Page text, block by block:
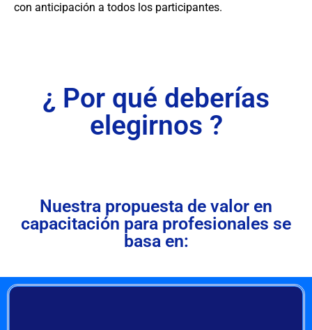
con anticipación a todos los participantes.
¿ Por qué deberías
elegirnos ?
Nuestra propuesta de valor en
capacitación para profesionales se
basa en: